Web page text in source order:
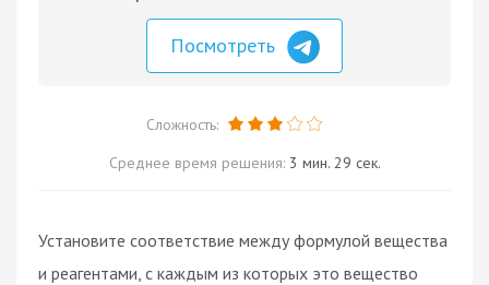
Посмотреть
Сложность:
Среднее время решения: 3 мин. 29 сек.
Установите соответствие между формулой вещества
и реагентами, с каждым из которых это вещество